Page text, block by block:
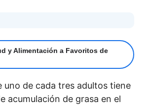
y Alimentación a Favoritos de
uno de cada tres adultos tiene
acumulación de grasa en el